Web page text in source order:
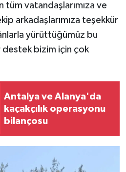
tüm vatandaşlarımıza ve
arkadaşlarımıza teşekkür
yürüttüğümüz bu
destek bizim için çok
Antalya ve Alanya'da
kaçakçılık operasyonu
bilançosu